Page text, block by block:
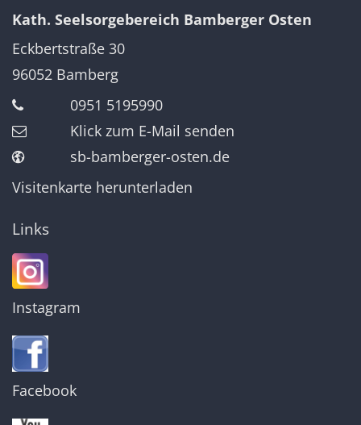
Kath. Seelsorgebereich Bamberger Osten
Eckbertstraße 30
96052 Bamberg
0951 5195990
Klick zum E-Mail senden
sb-bamberger-osten.de
Visitenkarte herunterladen
Links
Instagram
Facebook